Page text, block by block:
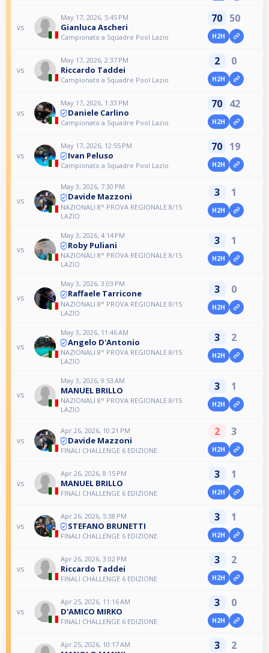
vs
May 17, 2026, 5:45 PM
Gianluca Ascheri
Campionato a Squadre Pool Lazio
70 50
H2H
vs
May 17, 2026, 2:37 PM
Riccardo Taddei
Campionato a Squadre Pool Lazio
2 0
H2H
vs
May 17, 2026, 1:33 PM
Daniele Carlino
Campionato a Squadre Pool Lazio
70 42
H2H
vs
May 17, 2026, 12:55 PM
Ivan Peluso
Campionato a Squadre Pool Lazio
70 19
H2H
vs
May 3, 2026, 7:30 PM
Davide Mazzoni
NAZIONALI 8° PROVA REGIONALE 8/15
LAZIO
3 1
H2H
vs
May 3, 2026, 4:14 PM
Roby Puliani
NAZIONALI 8° PROVA REGIONALE 8/15
LAZIO
3 1
H2H
vs
May 3, 2026, 3:03 PM
Raffaele Tarricone
NAZIONALI 8° PROVA REGIONALE 8/15
LAZIO
3 0
H2H
vs
May 3, 2026, 11:46 AM
Angelo D'Antonio
NAZIONALI 8° PROVA REGIONALE 8/15
LAZIO
3 2
H2H
vs
May 3, 2026, 9:53 AM
MANUEL BRILLO
NAZIONALI 8° PROVA REGIONALE 8/15
LAZIO
3 1
H2H
vs
Apr 26, 2026, 10:21 PM
Davide Mazzoni
FINALI CHALLENGE 6 EDIZIONE
2 3
H2H
vs
Apr 26, 2026, 8:15 PM
MANUEL BRILLO
FINALI CHALLENGE 6 EDIZIONE
3 1
H2H
vs
Apr 26, 2026, 5:38 PM
STEFANO BRUNETTI
FINALI CHALLENGE 6 EDIZIONE
3 1
H2H
vs
Apr 26, 2026, 3:02 PM
Riccardo Taddei
FINALI CHALLENGE 6 EDIZIONE
3 2
H2H
vs
Apr 25, 2026, 11:16 AM
D'AMICO MIRKO
FINALI CHALLENGE 6 EDIZIONE
3 0
H2H
Apr 25, 2026, 10:17 AM 3 2